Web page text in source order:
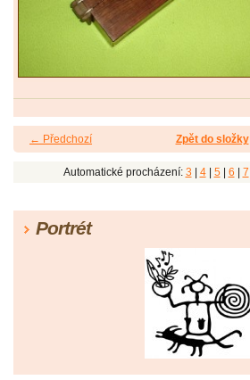
← Předchozí Zpět do složky
Automatické procházení: 3 4| 5| 6 7
Portrét